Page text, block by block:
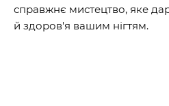
справжнє мистецтво, яке
й здоров'я вашим нігтям.